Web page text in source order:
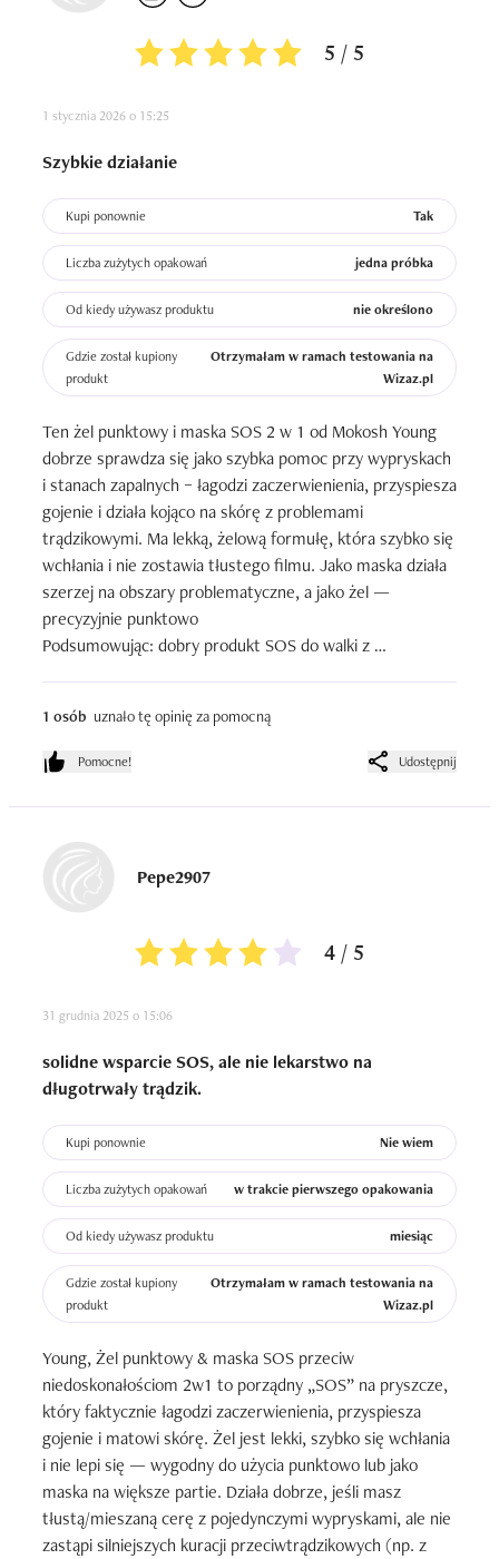
5 / 5
1 stycznia 2026 o 15:25
Szybkie działanie
Kupi ponownie Tak
Liczba zużytych opakowań jedna próbka
Od kiedy używasz produktu nie określono
Gdzie został kupiony
produkt
Otrzymałam w ramach testowania na
Wizaz.pl
Ten żel punktowy i maska SOS 2 w 1 od Mokosh Young
dobrze sprawdza się jako szybka pomoc przy wypryskach
i stanach zapalnych – łagodzi zaczerwienienia, przyspiesza
gojenie i działa kojąco na skórę z problemami
trądzikowymi. Ma lekką, żelową formułę, która szybko się
wchłania i nie zostawia tłustego filmu. Jako maska działa
szerzej na obszary problematyczne, a jako żel —
precyzyjnie punktowo
Podsumowując: dobry produkt SOS do walki z
pełną kurację antytrądzikową.  ￼
1 osób uznało tę opinię za pomocną
Pomocne! Udostępnij
Pepe2907
4 / 5
31 grudnia 2025 o 15:06
solidne wsparcie SOS, ale nie lekarstwo na
długotrwały trądzik.
Kupi ponownie Nie wiem
Liczba zużytych opakowań w trakcie pierwszego opakowania
Od kiedy używasz produktu miesiąc
Gdzie został kupiony
produkt
Otrzymałam w ramach testowania na
Wizaz.pl
Young, Żel punktowy & maska SOS przeciw
niedoskonałościom 2w1 to porządny „SOS” na pryszcze,
który faktycznie łagodzi zaczerwienienia, przyspiesza
gojenie i matowi skórę. Żel jest lekki, szybko się wchłania
i nie lepi się — wygodny do użycia punktowo lub jako
maska na większe partie. Działa dobrze, jeśli masz
tłustą/mieszaną cerę z pojedynczymi wypryskami, ale nie
zastąpi silniejszych kuracji przeciwtrądzikowych (np. z